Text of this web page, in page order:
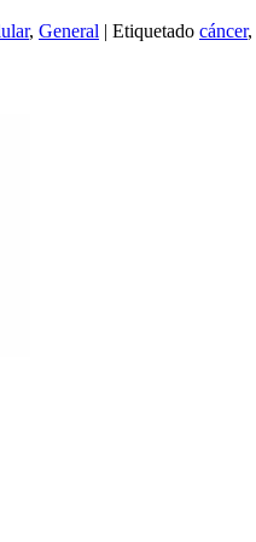
, General | Etiquetado cáncer,